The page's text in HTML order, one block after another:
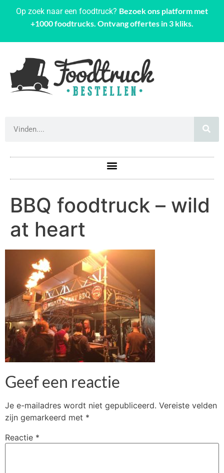
Op zoek naar een foodtruck? Bezoek ons platform met
+1000 foodtrucks. Ontvang offertes in 3 kliks.
BBQ foodtruck – wild
at heart
Geef een reactie
Je e-mailadres wordt niet gepubliceerd. Vereiste velden
zijn gemarkeerd met *
Reactie *